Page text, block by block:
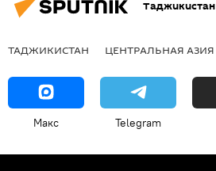
Таджикистан
ТАДЖИКИСТАН ЦЕНТРАЛЬНАЯ АЗИЯ
Макс Telegram